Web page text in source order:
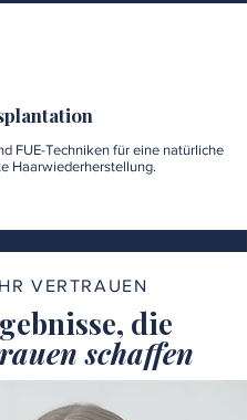
FUE-Techniken für eine natürliche
Haarwiederherstellung.
VERTRAUEN
die
schaffen